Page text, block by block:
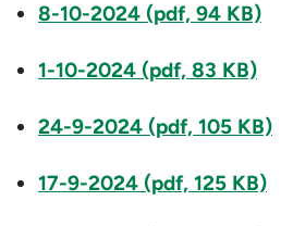
8-10-2024 (pdf, 94 KB)
1-10-2024 (pdf, 83 KB)
24-9-2024 (pdf, 105 KB)
17-9-2024 (pdf, 125 KB)